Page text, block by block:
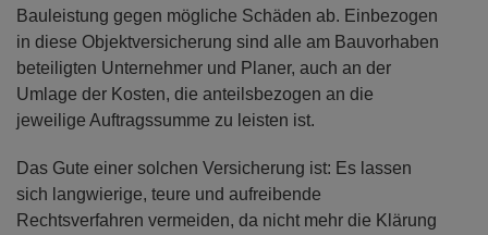
Bauleistung gegen mögliche Schäden ab. Einbezogen
in diese Objektversicherung sind alle am Bauvorhaben
beteiligten Unternehmer und Planer, auch an der
Umlage der Kosten, die anteilsbezogen an die
jeweilige Auftragssumme zu leisten ist.
Das Gute einer solchen Versicherung ist: Es lassen
sich langwierige, teure und aufreibende
Rechtsverfahren vermeiden, da nicht mehr die Klärung